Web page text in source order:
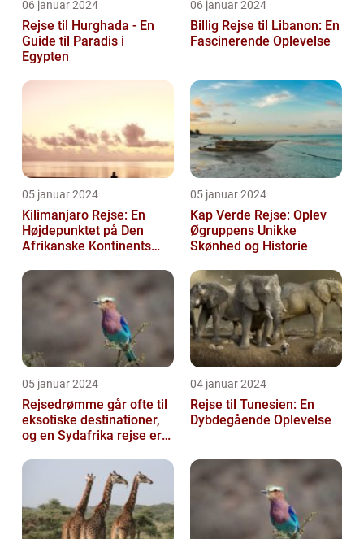
06 januar 2024
Rejse til Hurghada - En
Guide til Paradis i
Egypten
06 januar 2024
Billig Rejse til Libanon: En
Fascinerende Oplevelse
05 januar 2024
Kilimanjaro Rejse: En
Højdepunktet på Den
Afrikanske Kontinents
05 januar 2024
Kap Verde Rejse: Oplev
Øgruppens Unikke
Skønhed og Historie
05 januar 2024
Rejsedrømme går ofte til
eksotiske destinationer,
og en Sydafrika rejse er
ofte...
04 januar 2024
Rejse til Tunesien: En
Dybdegående Oplevelse